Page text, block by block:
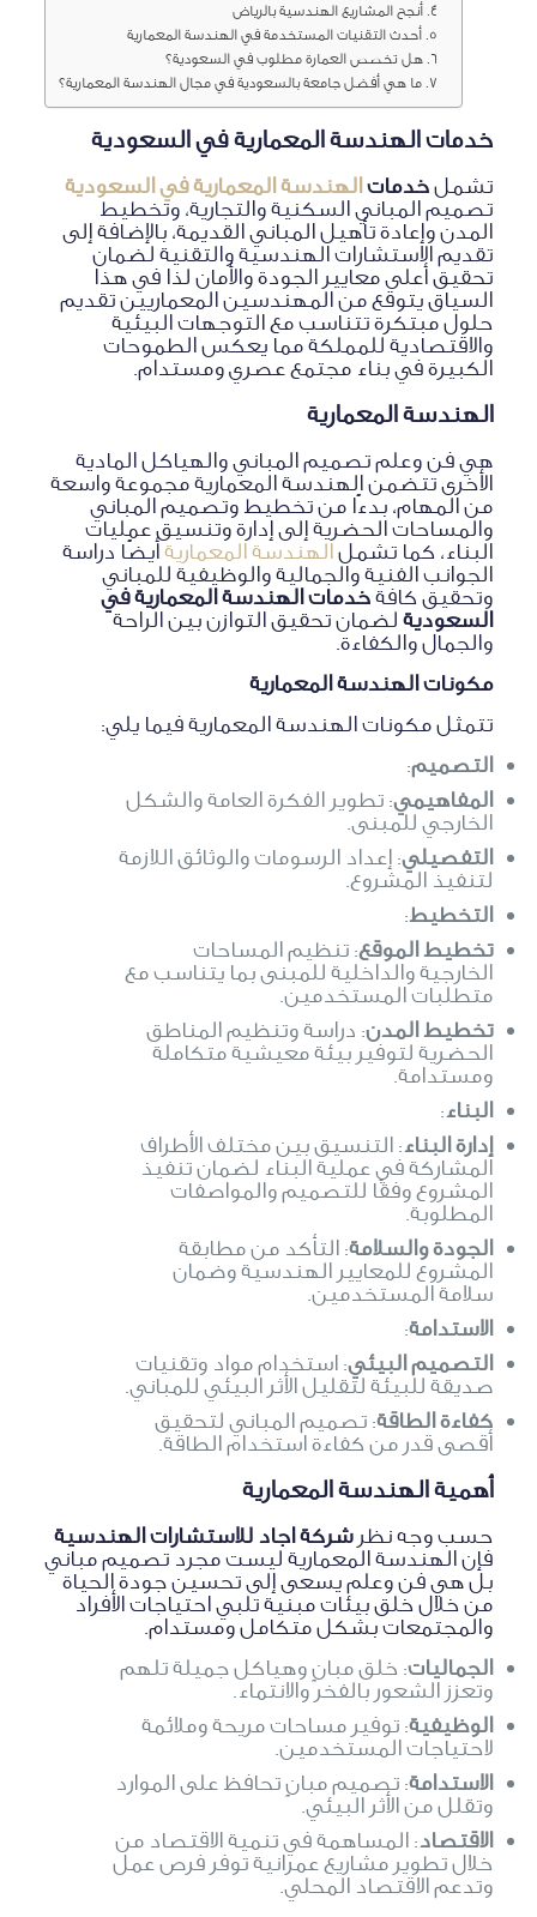
أنجح المشاريع الهندسية بالرياض
أحدث التقنيات المستخدمة في الهندسة المعمارية
هل تخصص العمارة مطلوب في السعودية؟
ما هي أفضل جامعة بالسعودية في مجال الهندسة المعمارية؟
خدمات الهندسة المعمارية في السعودية
تشملخدماتالهندسة المعمارية في السعودية
تصميم المباني السكنية والتجارية، وتخطيط
المدن وإعادة تأهيل المباني القديمة، بالإضافة إلى
تقديم الاستشارات الهندسية والتقنية لضمان
تحقيق أعلى معايير الجودة والأمان لذا في هذا
السياق يتوقع من المهندسين المعماريين تقديم
حلول مبتكرة تتناسب مع التوجهات البيئية
والاقتصادية للمملكة مما يعكس الطموحات
الكبيرة في بناء مجتمع عصري ومستدام.
الهندسة المعمارية
هي فن وعلم تصميم المباني والهياكل المادية
الأخرى تتضمن الهندسة المعمارية مجموعة واسعة
من المهام، بدءًا من تخطيط وتصميم المباني
والمساحات الحضرية إلى إدارة وتنسيق عمليات
البناء، كما تشملالهندسة المعماريةأيضًا دراسة
الجوانب الفنية والجمالية والوظيفية للمباني
وتحقيق كافةخدمات الهندسة المعمارية في
السعوديةلضمان تحقيق التوازن بين الراحة
والجمال والكفاءة.
مكونات الهندسة المعمارية
تتمثل مكونات الهندسة المعمارية فيما يلي:
التصميم:
المفاهيمي: تطوير الفكرة العامة والشكل
الخارجي للمبنى.
التفصيلي: إعداد الرسومات والوثائق اللازمة
لتنفيذ المشروع.
التخطيط:
تخطيط الموقع: تنظيم المساحات
الخارجية والداخلية للمبنى بما يتناسب مع
متطلبات المستخدمين.
تخطيط المدن: دراسة وتنظيم المناطق
الحضرية لتوفير بيئة معيشية متكاملة
ومستدامة.
البناء:
إدارة البناء: التنسيق بين مختلف الأطراف
المشاركة في عملية البناء لضمان تنفيذ
المشروع وفقًا للتصميم والمواصفات
المطلوبة.
الجودة والسلامة: التأكد من مطابقة
المشروع للمعايير الهندسية وضمان
سلامة المستخدمين.
الاستدامة:
التصميم البيئي: استخدام مواد وتقنيات
صديقة للبيئة لتقليل الأثر البيئي للمباني.
كفاءة الطاقة: تصميم المباني لتحقيق
أقصى قدر من كفاءة استخدام الطاقة.
أهمية الهندسة المعمارية
حسب وجه نظرشركة اجاد للاستشارات الهندسية
فإن الهندسة المعمارية ليست مجرد تصميم مباني
بل هي فن وعلم يسعى إلى تحسين جودة الحياة
من خلال خلق بيئات مبنية تلبي احتياجات الأفراد
والمجتمعات بشكل متكامل ومستدام.
الجماليات: خلق مبانٍ وهياكل جميلة تلهم
وتعزز الشعور بالفخر والانتماء.
الوظيفية: توفير مساحات مريحة وملائمة
لاحتياجات المستخدمين.
الاستدامة: تصميم مبانٍ تحافظ على الموارد
وتقلل من الأثر البيئي.
الاقتصاد: المساهمة في تنمية الاقتصاد من
خلال تطوير مشاريع عمرانية توفر فرص عمل
وتدعم الاقتصاد المحلي.